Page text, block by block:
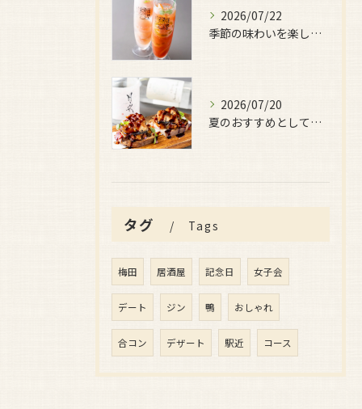
2026/07/22
季節の味わいを楽しみたい日におすすめなのが、
2026/07/20
夏のおすすめとしてぜひ味わっていただきたいのが、
タグ Tags
梅田 居酒屋 記念日 女子会
デート ジン 鴨 おしゃれ
合コン デザート 駅近 コース